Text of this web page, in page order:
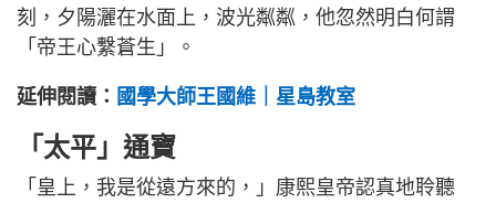
刻，夕陽灑在水面上，波光粼粼，他忽然明白何謂
「帝王心繫蒼生」。
延伸閱讀： 國學大師王國維｜星島教室
「太平」通寶
「皇上，我是從遠方來的，」康熙皇帝認真地聆聽